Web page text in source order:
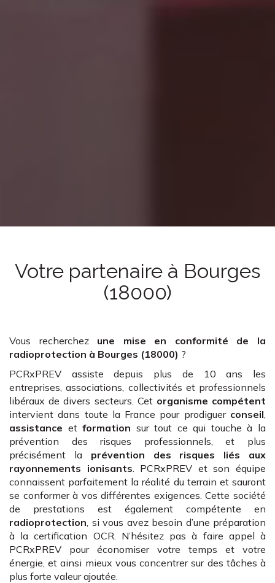
Votre partenaire à Bourges
(18000)
Vous recherchez une mise en conformité de la
radioprotection à Bourges (18000) ?
PCRxPREV assiste depuis plus de 10 ans les
entreprises, associations, collectivités et professionnels
libéraux de divers secteurs. Cet organisme compétent
intervient dans toute la France pour prodiguer conseil
assistance etformation sur tout ce qui touche à la
prévention des risques professionnels, et plus
précisément la prévention des risques liés aux
rayonnements ionisants . PCRxPREV et son équipe
connaissent parfaitement la réalité du terrain et sauront
se conformer à vos différentes exigences. Cette société
de prestations est également compétente en
radioprotection , si vous avez besoin d’une préparation
à la certification OCR. N’hésitez pas à faire appel à
PCRxPREV pour économiser votre temps et votre
énergie, et ainsi mieux vous concentrer sur des tâches à
plus forte valeur ajoutée.